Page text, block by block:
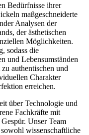
Bedürfnisse ihrer
maßgeschneiderte
Analysen der
der ästhetischen
Möglichkeiten.
sodass die
und Lebensumständen
authentischen und
Charakter
erreichen.
über Technologie und
Fachkräfte mit
Unser Team
wissenschaftliche